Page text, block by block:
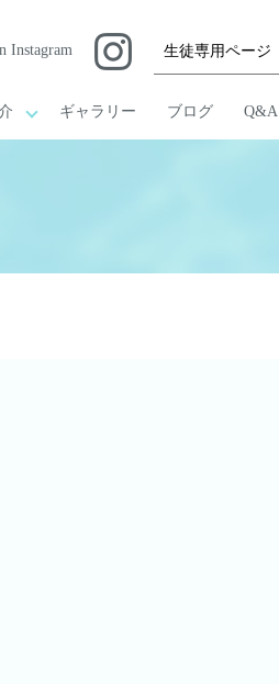
ギャラリー ブログ Q&A
Instagram 生徒専用ページ